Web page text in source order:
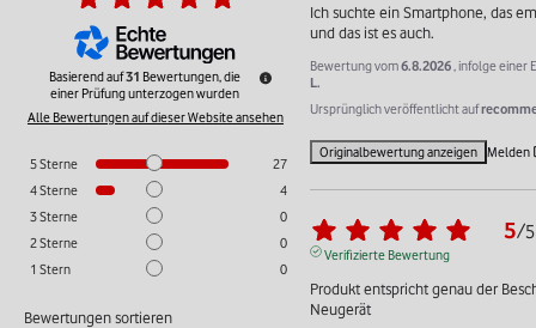
Basierend auf31 Bewertungen, die
einer Prüfung unterzogen wurden
Alle Bewertungen auf dieser Website ansehen
5Sterne
27
4Sterne
4
3Sterne
0
2Sterne
0
1 Stern 0
Bewertungen sortieren
Ich suchte ein Smartphone, das
und das ist es auch.
Bewertung vom6.8.2026 , infolge einer
L.
Ursprünglich veröffentlicht auf
Originalbewertung anzeigen Melden
5/5
Verifizierte Bewertung
Produkt entspricht genau der
Neugerät